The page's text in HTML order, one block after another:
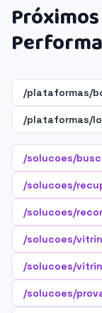
/plataformas/
/plataformas/
/solucoes/
/solucoes/
/solucoes/
/solucoes/
/solucoes/
/solucoes/